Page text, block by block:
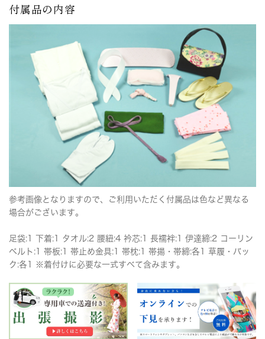
付属品の内容
参考画像となりますので、ご利用いただく付属品は色など異なる
場合がございます。
足袋:1 下着:1 タオル:2 腰紐:4 衿芯:1 長襦袢:1 伊達締:2 コーリン
ベルト:1 帯板:1 帯止め金具:1 帯枕:1 帯揚・帯締:各1 草履・バッ
ク:各1 ※着付けに必要な一式すべて含みます。